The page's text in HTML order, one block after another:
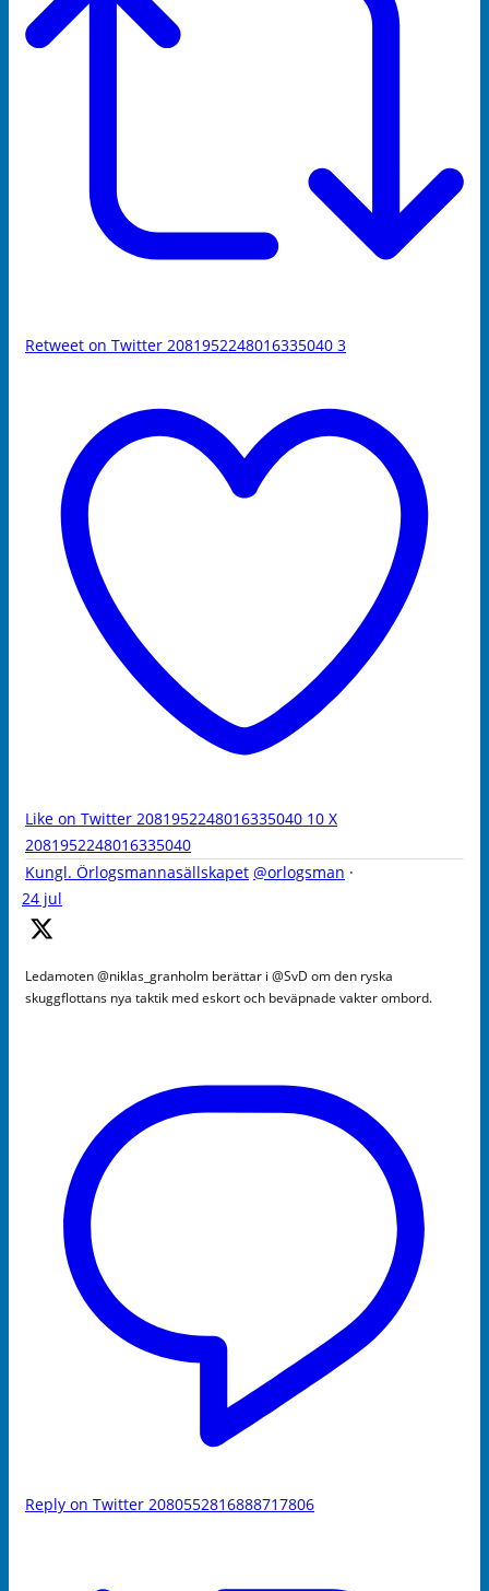
Retweet on Twitter 2081952248016335040 3
Like on Twitter 2081952248016335040 10 X
2081952248016335040
Kungl. Örlogsmannasällskapet @orlogsman ·
24 jul
Ledamoten @niklas_granholm berättar i @SvD om den ryska
skuggflottans nya taktik med eskort och beväpnade vakter ombord.
Reply on Twitter 2080552816888717806